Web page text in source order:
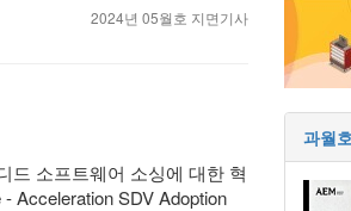
2024년 05월호 지면기사
드 소프트웨어 소싱에 대한 혁
Acceleration SDV Adoption
과월